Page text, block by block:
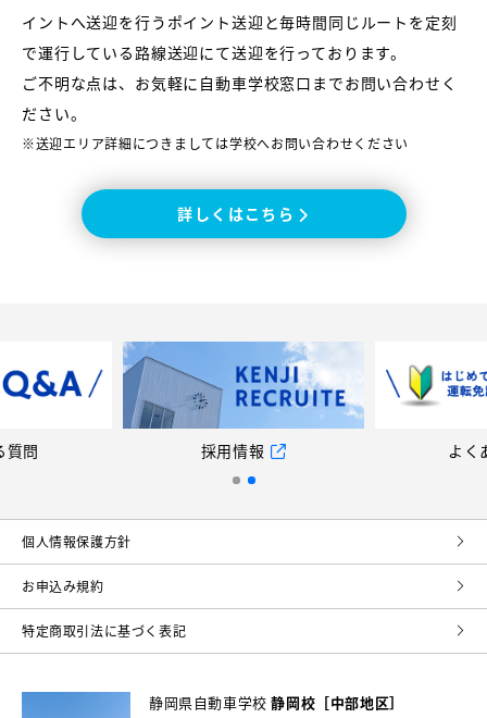
イントへ送迎を行うポイント送迎と毎時間同じルートを定刻
で運行している路線送迎にて送迎を行っております。
ご不明な点は、お気軽に自動車学校窓口までお問い合わせく
ださい。
※送迎エリア詳細につきましては学校へお問い合わせください
詳しくはこちら
質問 採用情報 よく
個⼈情報保護⽅針
お申込み規約
特定商取引法に基づく表記
静岡県自動車学校静岡校［中部地区］